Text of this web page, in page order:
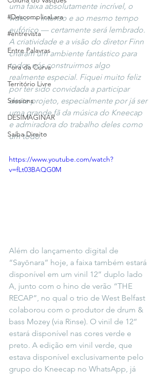
#DescomplicaLara
#entrevista
Entre Palavras
Fora da Curva
Território Livre
Sessions
DESIMAGINAR
Saiba Direito
uma faixa absolutamente incrível, o
vídeo — intenso e ao mesmo tempo
eufórico — certamente será lembrado.
A criatividade e a visão do diretor Finn
criaram um ambiente fantástico para
todos nós construirmos algo
realmente especial. Fiquei muito feliz
por ter sido convidada a participar
deste projeto, especialmente por já ser
uma grande fã da música do Kneecap
e admiradora do trabalho deles como
um todo.”
https://www.youtube.com/watch?
v=fLt03BAQG0M
Além do lançamento digital de
“Sayōnara” hoje, a faixa também estará
disponível em um vinil 12” duplo lado
A, junto com o hino de verão “THE
RECAP”, no qual o trio de West Belfast
colaborou com o produtor de drum &
bass Mozey (via Rinse). O vinil de 12”
estará disponível nas cores verde e
preto. A edição em vinil verde, que
estava disponível exclusivamente pelo
grupo do Kneecap no WhatsApp, já